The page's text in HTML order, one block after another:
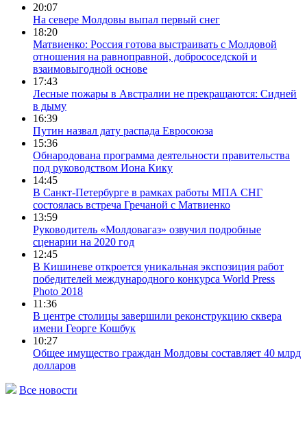
20:07
На севере Молдовы выпал первый снег
18:20
Матвиенко: Россия готова выстраивать с Молдовой
отношения на равноправной, добрососедской и
взаимовыгодной основе
17:43
Лесные пожары в Австралии не прекращаются: Сидней
в дыму
16:39
Путин назвал дату распада Евросоюза
15:36
Обнародована программа деятельности правительства
под руководством Иона Кику
14:45
В Санкт-Петербурге в рамках работы МПА СНГ
состоялась встреча Гречаной с Матвиенко
13:59
Руководитель «Молдовагаз» озвучил подробные
сценарии на 2020 год
12:45
В Кишиневе откроется уникальная экспозиция работ
победителей международного конкурса World Press
Photo 2018
11:36
В центре столицы завершили реконструкцию сквера
имени Георге Кошбук
10:27
Общее имущество граждан Молдовы составляет 40 млрд
долларов
Все новости